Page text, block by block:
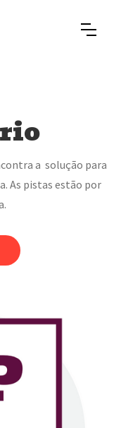
a solução para
As pistas estão por